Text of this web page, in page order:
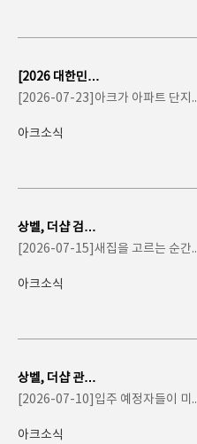
[2026 대한민국
주거환경대상] 아
크, 아파트 커뮤
니티..
[2026-07-23]아크가 아파트 단지..
아크소식
상벨, 더샵 검단
레이크파크 커뮤
니티에 프리미엄
헬스..
[2026-07-15]새집을 고르는 순간..
아크소식
상벨, 더샵 관저
아르테 커뮤니티
에 프리미엄 헬스
케어..
[2026-07-10]입주 예정자들이 미..
아크소식